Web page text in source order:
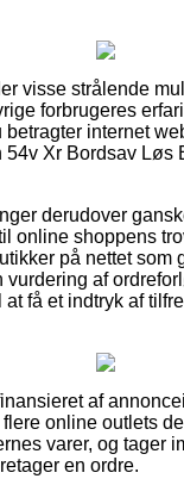
visse strålende
forbrugeres
betragter internet
54v Xr Bordsav Løs
derudover
online shoppens
på nettet som
vurdering af
at få et indtryk af
af
online outlets
varer, og tager
en ordre.